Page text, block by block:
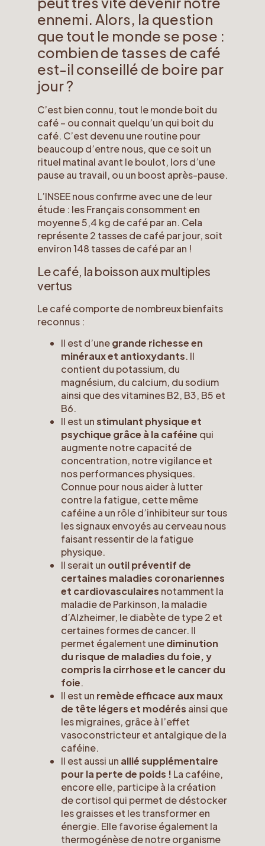
ennemi. Alors, la question
que tout le monde se pose :
combien de tasses de café
est-il conseillé de boire par
jour ?
C’est bien connu, tout le monde boit du
café – ou connait quelqu’un qui boit du
café. C’est devenu une routine pour
beaucoup d’entre nous, que ce soit un
rituel matinal avant le boulot, lors d’une
pause au travail, ou un boost après-pause.
L’INSEE nous confirme avec une de leur
étude : les Français consomment en
moyenne 5,4 kg de café par an. Cela
représente 2 tasses de café par jour, soit
environ 148 tasses de café par an !
Le café, la boisson aux multiples
vertus
Le café comporte de nombreux bienfaits
reconnus :
Il est d’unegrande richesse en
minéraux et antioxydants. Il
contient du potassium, du
magnésium, du calcium, du sodium
ainsi que des vitamines B2, B3, B5 et
B6.
Il est unstimulant physique et
psychique grâce à la caféine qui
augmente notre capacité de
concentration, notre vigilance et
nos performances physiques.
Connue pour nous aider à lutter
contre la fatigue, cette même
caféine a un rôle d’inhibiteur sur tous
les signaux envoyés au cerveau nous
faisant ressentir de la fatigue
physique.
Il serait un outil préventif de
certaines maladies coronariennes
et cardiovasculaires notamment la
maladie de Parkinson, la maladie
d’Alzheimer, le diabète de type 2 et
certaines formes de cancer. Il
permet également unediminution
du risque de maladies du foie, y
compris la cirrhose et le cancer du
foie.
Il est un remède efficace aux maux
de tête légers et modérés ainsi que
les migraines, grâce à l’effet
vasoconstricteur et antalgique de la
caféine.
Il est aussi un allié supplémentaire
pour la perte de poids ! La caféine,
encore elle, participe à la création
de cortisol qui permet de déstocker
les graisses et les transformer en
énergie. Elle favorise également la
thermogénèse de notre organisme